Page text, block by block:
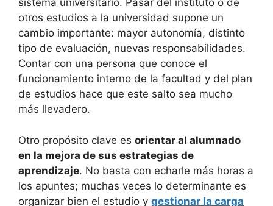
sistema universitario. Pasar del instituto o de
otros estudios a la universidad supone un
cambio importante: mayor autonomía, distinto
tipo de evaluación, nuevas responsabilidades.
Contar con una persona que conoce el
funcionamiento interno de la facultad y del plan
de estudios hace que este salto sea mucho
más llevadero.
Otro propósito clave es orientar al alumnado
en la mejora de sus estrategias de
aprendizaje. No basta con echarle más horas a
los apuntes; muchas veces lo determinante es
organizar bien el estudio y gestionar la carga